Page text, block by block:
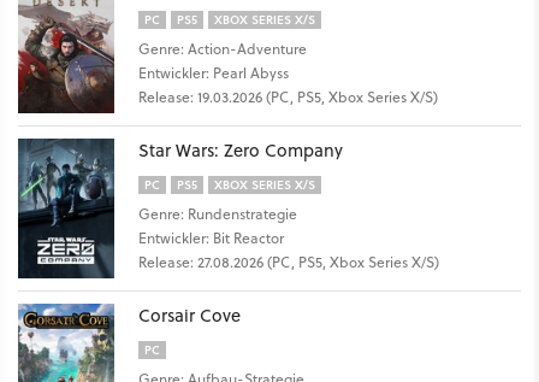
PC PS5 XBOX SERIES X/S
Genre: Action-Adventure
Entwickler: Pearl Abyss
Release: 19.03.2026 (PC, PS5, Xbox Series X/S)
Star Wars: Zero Company
PC PS5 XBOX SERIES X/S
Genre: Rundenstrategie
Entwickler: Bit Reactor
Release: 27.08.2026 (PC, PS5, Xbox Series X/S)
Corsair Cove
PC